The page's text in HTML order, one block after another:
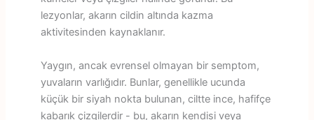
lezyonlar, akarın cildin altında kazma
aktivitesinden kaynaklanır.
Yaygın, ancak evrensel olmayan bir semptom,
yuvaların varlığıdır. Bunlar, genellikle ucunda
küçük bir siyah nokta bulunan, ciltte ince, hafifçe
kabarık çizgilerdir - bu, akarın kendisi veya